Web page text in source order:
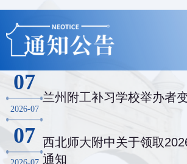
07
2026-07
兰州附工补习学校举办者
07 西北师大附中关于领取
通知